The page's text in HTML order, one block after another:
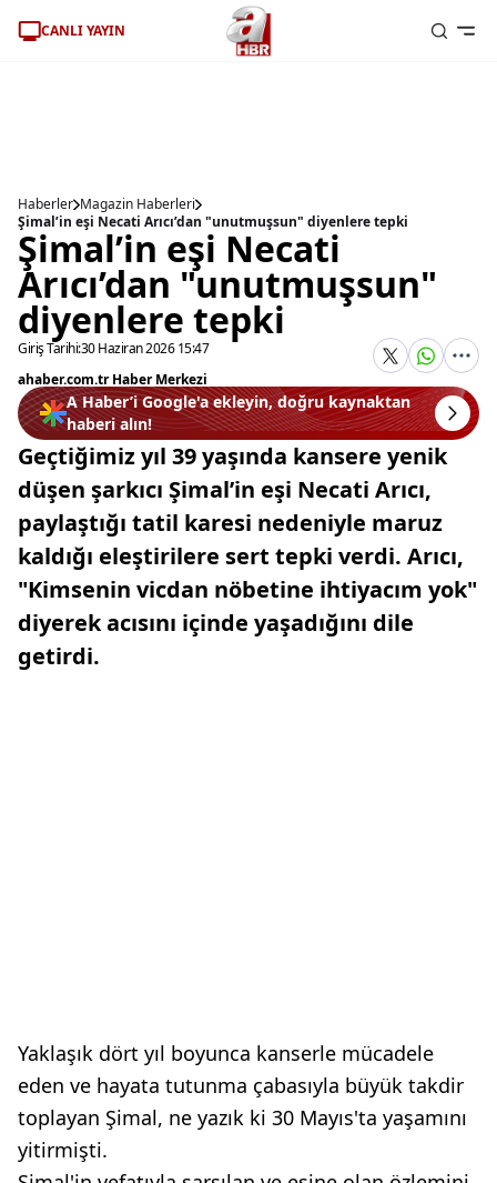
CANLI YAYIN
Haberler Magazin Haberleri
Şimal’in eşi Necati Arıcı’dan "unutmuşsun" diyenlere tepki
Şimal’in eşi Necati
Arıcı’dan "unutmuşsun"
diyenlere tepki
Giriş Tarihi:30 Haziran 2026 15:47
ahaber.com.tr Haber Merkezi
A Haber’i Google'a ekleyin, doğru kaynaktan
haberi alın!
Geçtiğimiz yıl 39 yaşında kansere yenik
düşen şarkıcı Şimal’in eşi Necati Arıcı,
paylaştığı tatil karesi nedeniyle maruz
kaldığı eleştirilere sert tepki verdi. Arıcı,
"Kimsenin vicdan nöbetine ihtiyacım yok"
diyerek acısını içinde yaşadığını dile
getirdi.
Yaklaşık dört yıl boyunca kanserle mücadele
eden ve hayata tutunma çabasıyla büyük takdir
toplayan Şimal, ne yazık ki 30 Mayıs'ta yaşamını
yitirmişti.